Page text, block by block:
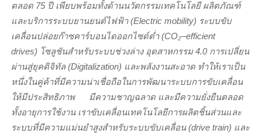
ตลอด 75ปี เพียบพร้อมทั้งด้านนวัตกรรมเทคโนโลยี ผลิตภัณฑ์
และบริการระบบยานยนต์ไฟฟ้า (Electric mobility) ระบบขับ
เคลื่อนปล่อยก๊าซคาร์บอนไดออกไซด์ต่ำ (CO₂–efficient
drives) โซลูชันสำหรับระบบช่วงล่าง อุตสาหกรรม4.0 การเปลี่ยน
ผ่านสู่ยุคดิจิทัล (Digitalization) และพลังงานสะอาด ทำให้เราเป็น
หนึ่งในคู่ค้าที่มีความน่าเชื่อถือในการพัฒนาระบบการขับเคลื่อน
ให้มีประสิทธิภาพ มีความชาญฉลาด และมีความยั่งยืนตลอด
ทั้งอายุการใช้งาน เราขับเคลื่อนเทคโนโลยีการผลิตชิ้นส่วนและ
ระบบที่มีความแม่นยำสูงสำหรับระบบขับเคลื่อน (drive train) และ